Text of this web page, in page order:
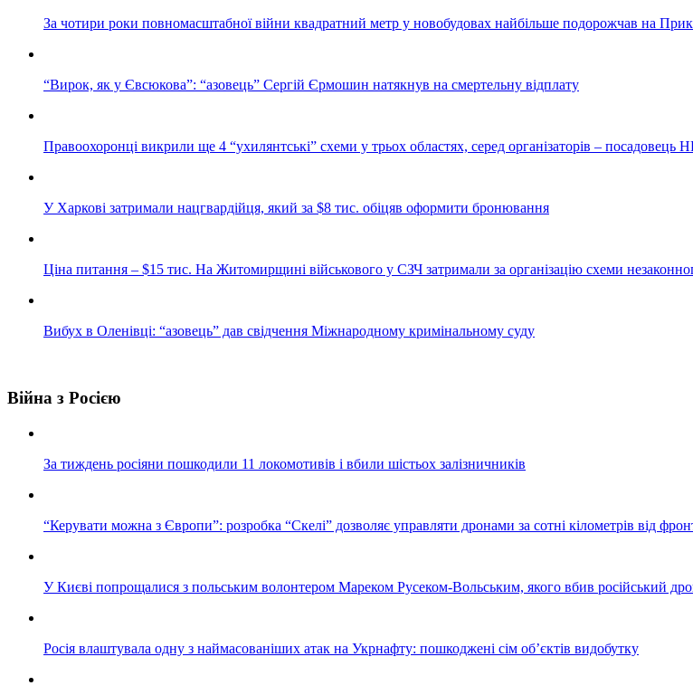
За чотири роки повномасштабної війни квадратний метр у новобудовах найбільше подорожчав на
“Вирок, як у Євсюкова”: “азовець” Сергій Єрмошин натякнув на смертельну відплату
Правоохоронці викрили ще 4 “ухилянтські” схеми у трьох областях, серед організаторів – посадовець
У Харкові затримали нацгвардійця, який за $8 тис. обіцяв оформити бронювання
Ціна питання – $15 тис. На Житомирщині військового у СЗЧ затримали за організацію схеми
Вибух в Оленівці: “азовець” дав свідчення Міжнародному кримінальному суду
Війна з Росією
За тиждень росіяни пошкодили 11 локомотивів і вбили шістьох залізничників
“Керувати можна з Європи”: розробка “Скелі” дозволяє управляти дронами за сотні кілометрів від
У Києві попрощалися з польським волонтером Мареком Русеком-Вольським, якого вбив російський
Росія влаштувала одну з наймасованіших атак на Укрнафту: пошкоджені сім об’єктів видобутку